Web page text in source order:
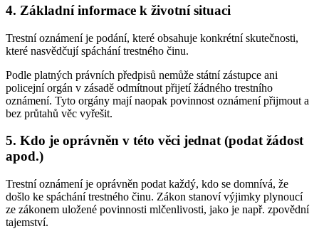
4. Základní informace k životní situaci
Trestní oznámení je podání, které obsahuje konkrétní skutečnosti,
které nasvědčují spáchání trestného činu.
Podle platných právních předpisů nemůže státní zástupce ani
policejní orgán v zásadě odmítnout přijetí žádného trestního
oznámení. Tyto orgány mají naopak povinnost oznámení přijmout a
bez průtahů věc vyřešit.
5. Kdo je oprávněn v této věci jednat (podat žádost
apod.)
Trestní oznámení je oprávněn podat každý, kdo se domnívá, že
došlo ke spáchání trestného činu. Zákon stanoví výjimky plynoucí
ze zákonem uložené povinnosti mlčenlivosti, jako je např. zpovědní
tajemství.